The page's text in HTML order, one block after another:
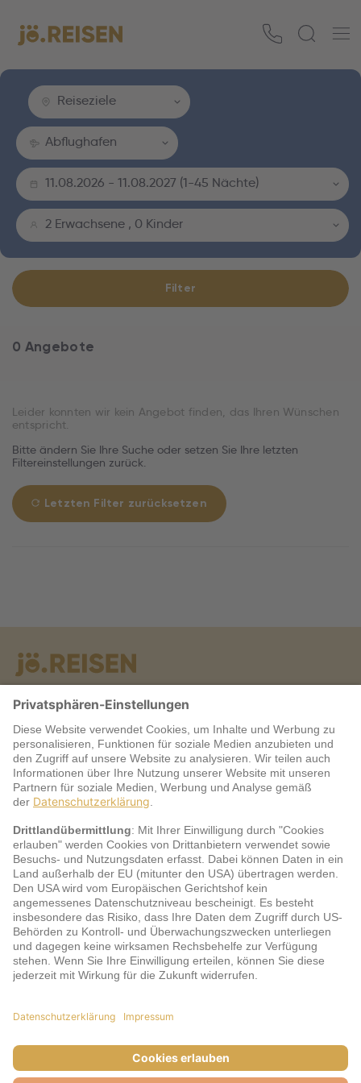
Reiseziele
Abflughafen
11.08.2026 - 11.08.2027 (1-45 Nächte)
2 Erwachsene , 0 Kinder
Filter
0 Angebote
Leider konnten wir kein Angebot finden, das Ihren Wünschen
entspricht.
Bitte ändern Sie Ihre Suche oder setzen Sie Ihre letzten
Filtereinstellungen zurück.
Letzten Filter zurücksetzen
Warum jö?
Service
jö Bonus Club Partner
Zahlungsarten & Sicherheit
AGB
Datenschutz